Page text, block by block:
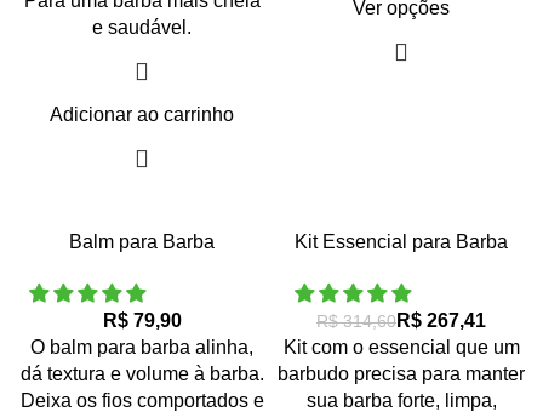
e saudável.
Adicionar ao carrinho
Ver opções
Balm para Barba
R$
O balm para barba alinha,
dá textura e volume à barba.
Deixa os fios comportados e
DESTAQUE
Kit Essencial para Barba
R$314,60R$ 267,41
Kit com o essencial que um
barbudo precisa para manter
sua barba forte, limpa,